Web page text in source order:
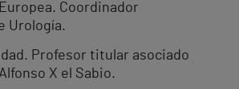
Coordinador
Urología.
Profesor titular asociado
X el Sabio.